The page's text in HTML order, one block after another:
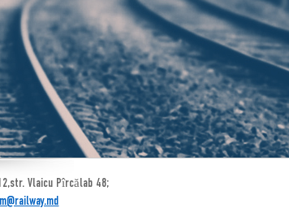
Vlaicu Pîrcălab 48;